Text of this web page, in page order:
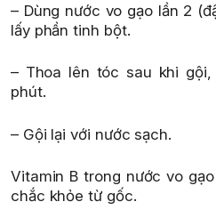
– Dùng nước vo gạo lần 2
lấy phần tinh bột.
– Thoa lên tóc sau khi
phút.
– Gội lại với nước sạch.
Vitamin B trong nước vo
chắc khỏe từ gốc.